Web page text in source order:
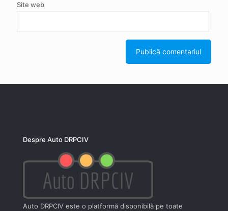
Site web
Despre Auto DRPCIV
Auto DRPCIV este o platformă disponibilă pe toate